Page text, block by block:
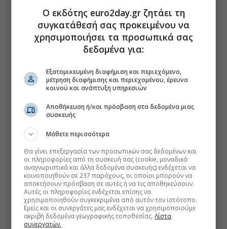
Ο εκδότης euro2day.gr ζητάει τη
συγκατάθεσή σας προκειμένου να
χρησιμοποιήσει τα προσωπικά σας
δεδομένα για:
Εξατομικευμένη διαφήμιση και περιεχόμενο,
μέτρηση διαφήμισης και περιεχομένου, έρευνα
κοινού και ανάπτυξη υπηρεσιών
Αποθήκευση ή/και πρόσβαση στα δεδομένα μιας
συσκευής
Μάθετε περισσότερα
Θα γίνει επεξεργασία των προσωπικών σας δεδομένων και
οι πληροφορίες από τη συσκευή σας (cookie, μοναδικά
αναγνωριστικά και άλλα δεδομένα συσκευής) ενδέχεται να
κοινοποιηθούν σε 237 παρόχους, οι οποίοι μπορούν να
αποκτήσουν πρόσβαση σε αυτές ή να τις αποθηκεύσουν.
Αυτές οι πληροφορίες ενδέχεται επίσης να
χρησιμοποιηθούν συγκεκριμένα από αυτόν τον ιστότοπο.
Εμείς και οι συνεργάτες μας ενδέχεται να χρησιμοποιούμε
ακριβή δεδομένα γεωγραφικής τοποθεσίας.Λίστα
συνεργατών.